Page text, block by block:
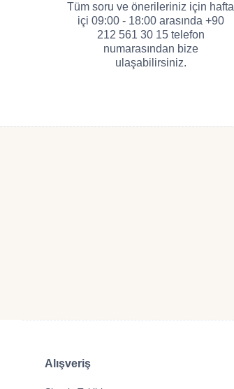
Tüm soru ve önerileriniz için hafta
içi 09:00 - 18:00 arasında +90
212 561 30 15 telefon
numarasından bize
ulaşabilirsiniz.
Alışveriş